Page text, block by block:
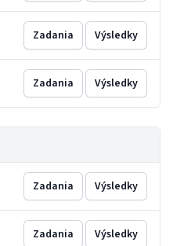
Zadania Výsledky
Zadania Výsledky
Zadania Výsledky
Zadania Výsledky